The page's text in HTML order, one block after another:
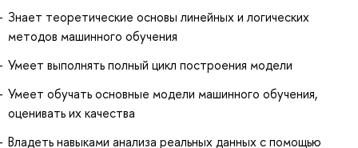
Знает теоретические основы линейных и логических
методов машинного обучения
Умеет выполнять полный цикл построения модели
Умеет обучать основные модели машинного обучения,
оценивать их качества
Владеть навыками анализа реальных данных с помощью